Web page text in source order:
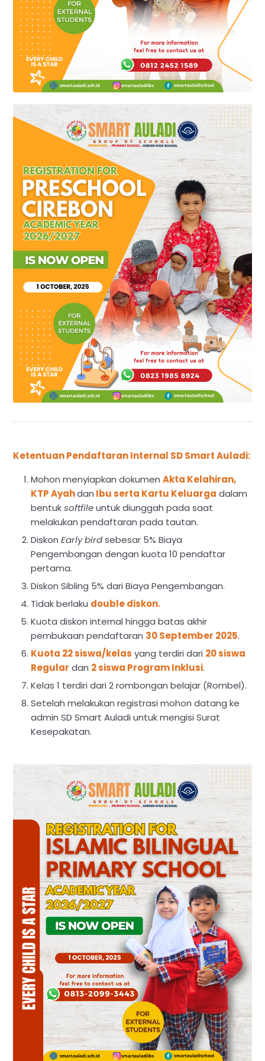
Ketentuan Pendaftaran Internal SD Smart Auladi:
Mohon menyiapkan dokumenAkta Kelahiran,
KTP Ayahdan Ibu serta Kartu Keluarga dalam
bentuksoftfileuntuk diunggah pada saat
melakukan pendaftaran pada tautan.
DiskonEarly birdsebesar 5% Biaya
Pengembangan dengan kuota 10 pendaftar
pertama.
Diskon Sibling 5% dari Biaya Pengembangan.
Tidak berlaku double diskon.
Kuota diskon internal hingga batas akhir
pembukaan pendaftaran 30 September 2025.
Kuota 22 siswa/kelas yang terdiri dari 20 siswa
Regular dan 2 siswa Program Inklusi.
Kelas 1 terdiri dari 2 rombongan belajar (Rombel).
Setelah melakukan registrasi mohon datang ke
admin SD Smart Auladi untuk mengisi Surat
Kesepakatan.